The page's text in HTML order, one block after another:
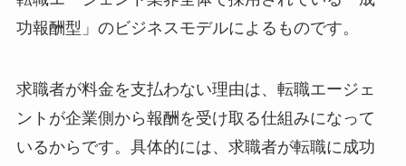
功報酬型」のビジネスモデルによるものです。
求職者が料金を支払わない理由は、転職エージェ
ントが企業側から報酬を受け取る仕組みになって
いるからです。具体的には、求職者が転職に成功